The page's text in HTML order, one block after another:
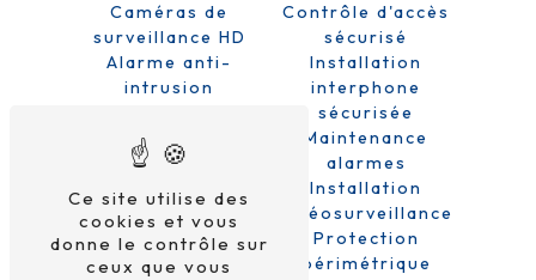
Caméras de
surveillance HD
Alarme anti-
intrusion
et entreprise
Système de
sécurité
Alarme sans fil
Contrôle d'accès
sécurisé
Installation
interphone
sécurisée
Maintenance
alarmes
Installation
vidéosurveillance
Protection
périmétrique
Ce site utilise des
cookies et vous
donne le contrôle sur
ceux que vous